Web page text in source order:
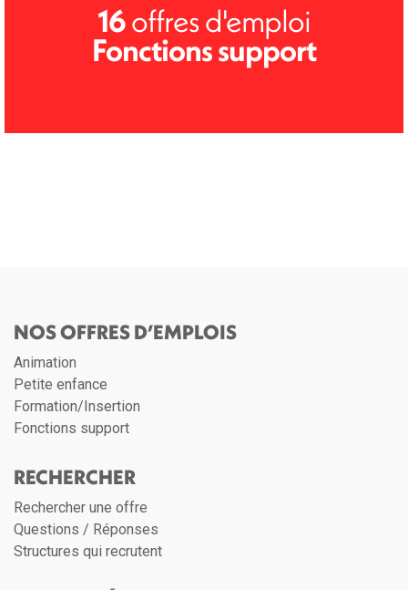
16offres d'emploi
Fonctions support
NOS OFFRES D’EMPLOIS
Animation
Petite enfance
Formation/Insertion
Fonctions support
RECHERCHER
Rechercher une offre
Questions / Réponses
Structures qui recrutent